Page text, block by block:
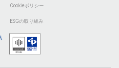
Cookieポリシー
ESGの取り組み